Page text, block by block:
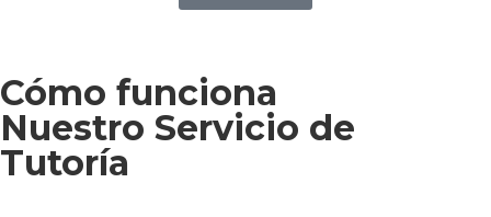
Cómo funciona
Nuestro Servicio de
Tutoría